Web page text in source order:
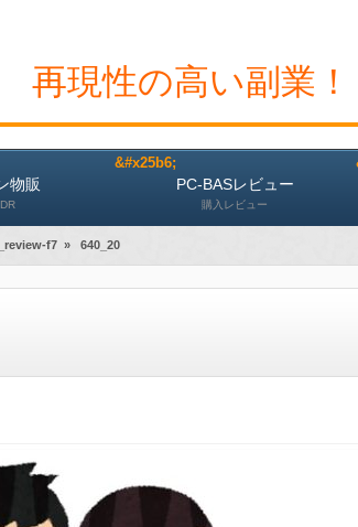
再現性の高い副業！
物販 PC-BASレビュー
購入レビュー
f7 » 640_20